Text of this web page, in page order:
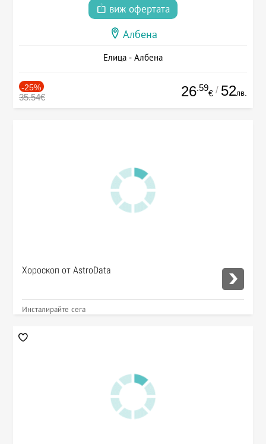
виж офертата
Албена
Елица - Албена
-25%
35.54€ 26.59
€ / 52лв.
Хороскоп от AstroData
Инсталирайте сега